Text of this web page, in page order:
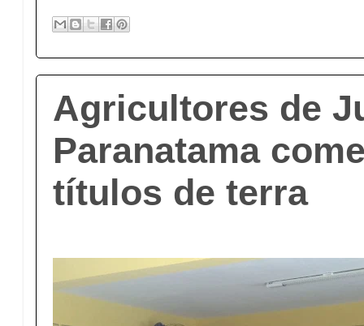
Agricultores de
Paranatama
títulos de terra